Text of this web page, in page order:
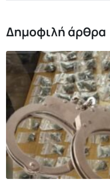
Δημοφιλή άρθρα